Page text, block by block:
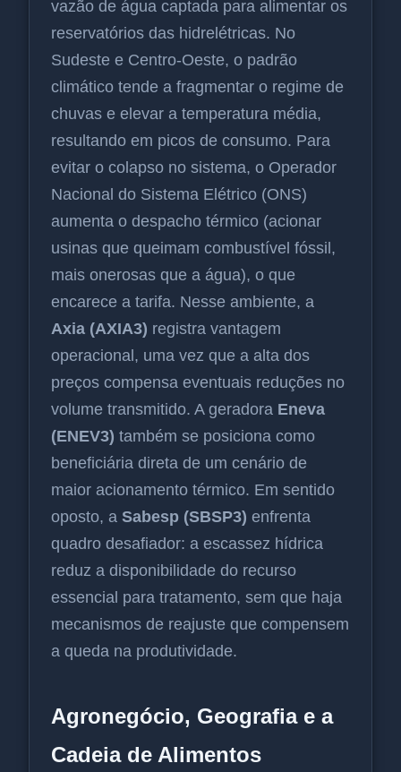
vazão de água captada para alimentar os
reservatórios das hidrelétricas. No
Sudeste e Centro-Oeste, o padrão
climático tende a fragmentar o regime de
chuvas e elevar a temperatura média,
resultando em picos de consumo. Para
evitar o colapso no sistema, o Operador
Nacional do Sistema Elétrico (ONS)
aumenta o despacho térmico (acionar
usinas que queimam combustível fóssil,
mais onerosas que a água), o que
encarece a tarifa. Nesse ambiente, a
Axia (AXIA3) registra vantagem
operacional, uma vez que a alta dos
preços compensa eventuais reduções no
volume transmitido. A geradora Eneva
(ENEV3) também se posiciona como
beneficiária direta de um cenário de
maior acionamento térmico. Em sentido
oposto, a Sabesp (SBSP3) enfrenta
quadro desafiador: a escassez hídrica
reduz a disponibilidade do recurso
essencial para tratamento, sem que haja
mecanismos de reajuste que compensem
a queda na produtividade.
Agronegócio, Geografia e a
Cadeia de Alimentos